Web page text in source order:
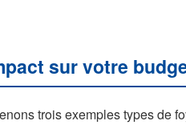
sur votre
trois exemples types de